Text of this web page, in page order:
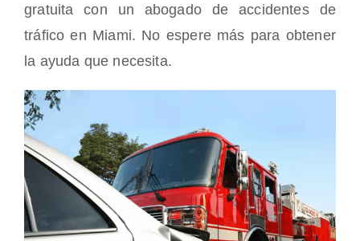
gratuita con un abogado de accidentes de
tráfico en Miami. No espere más para obtener
la ayuda que necesita.